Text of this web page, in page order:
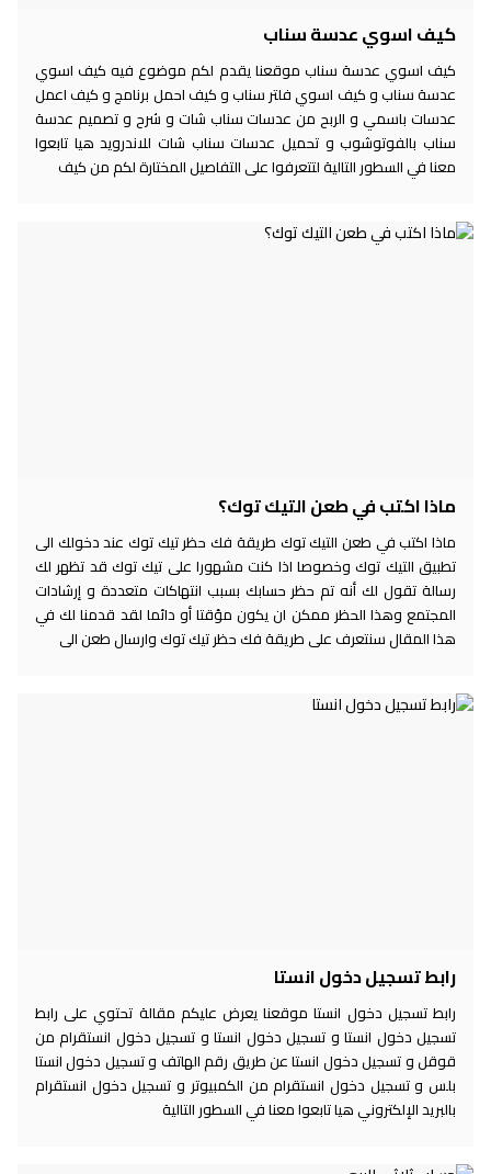
كيف اسوي عدسة سناب
كيف اسوي عدسة سناب موقعنا يقدم لكم موضوع فيه كيف اسوي
عدسة سناب و كيف اسوي فلتر سناب و كيف احمل برنامج و كيف اعمل
عدسات باسمي و الربح من عدسات سناب شات و شرح و تصميم عدسة
سناب بالفوتوشوب و تحميل عدسات سناب شات للاندرويد هيا تابعوا
معنا في السطور التالية لتتعرفوا على التفاصيل المختارة لكم من كيف
ماذا اكتب في طعن التيك توك؟
ماذا اكتب في طعن التيك توك طريقة فك حظر تيك توك عند دخولك الى
تطبيق التيك توك وخصوصا اذا كنت مشهورا على تيك توك قد تظهر لك
رسالة تقول لك أنه تم حظر حسابك بسبب انتهاكات متعددة و إرشادات
المجتمع وهذا الحظر ممكن ان يكون مؤقتا أو دائما لقد قدمنا لك في
هذا المقال سنتعرف على طريقة فك حظر تيك توك وارسال طعن الى
رابط تسجيل دخول انستا
رابط تسجيل دخول انستا موقعنا يعرض عليكم مقالة تحتوي على رابط
تسجيل دخول انستا و تسجيل دخول انستا و تسجيل دخول انستقرام من
قوقل و تسجيل دخول انستا عن طريق رقم الهاتف و تسجيل دخول انستا
بلس و تسجيل دخول انستقرام من الكمبيوتر و تسجيل دخول انستقرام
بالبريد الإلكتروني هيا تابعوا معنا في السطور التالية